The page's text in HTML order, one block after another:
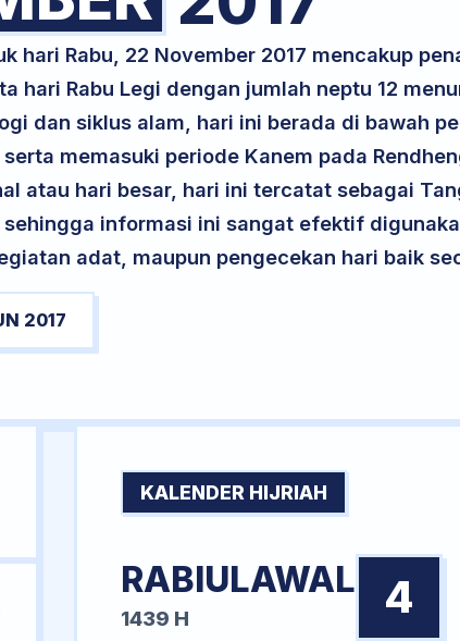
hari Rabu, 22 November 2017 mencakup
hari Rabu Legi dengan jumlah neptu 12
dan siklus alam, hari ini berada di bawah
memasuki periode Kanem pada
atau hari besar, hari ini tercatat sebagai
informasi ini sangat efektif
adat, maupun pengecekan hari baik
2017
KALENDER HIJRIAH
RABIULAWAL
1439 H 4